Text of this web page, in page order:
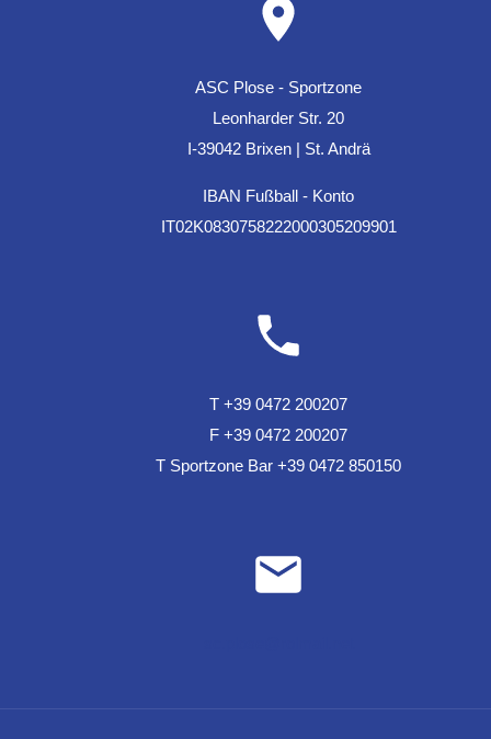
ASC Plose - Sportzone
Leonharder Str. 20
I-39042 Brixen | St. Andrä
IBAN Fußball - Konto
IT02K0830758222000305209901
T +39 0472 200207
F +39 0472 200207
T Sportzone Bar +39 0472 850150